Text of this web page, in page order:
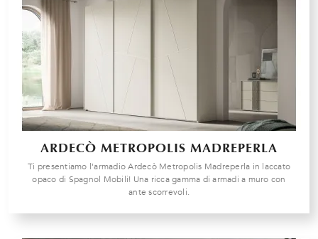
ARDECÒ METROPOLIS MADREPERLA
Ti presentiamo l'armadio Ardecò Metropolis Madreperla in laccato
opaco di Spagnol Mobili! Una ricca gamma di armadi a muro con
ante scorrevoli.